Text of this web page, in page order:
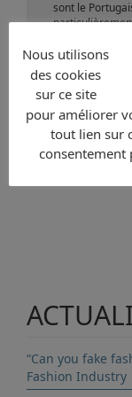
sont le
30% de la
“Can you fake
Fashion Industry
Nous utilisons
des cookies
sur ce site
pour améliorer
tout lien sur
consentement